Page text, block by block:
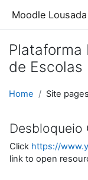
Moodle
Plataforma
de Escolas
Home Site pages
Desbloqueio
Click https://
link to open